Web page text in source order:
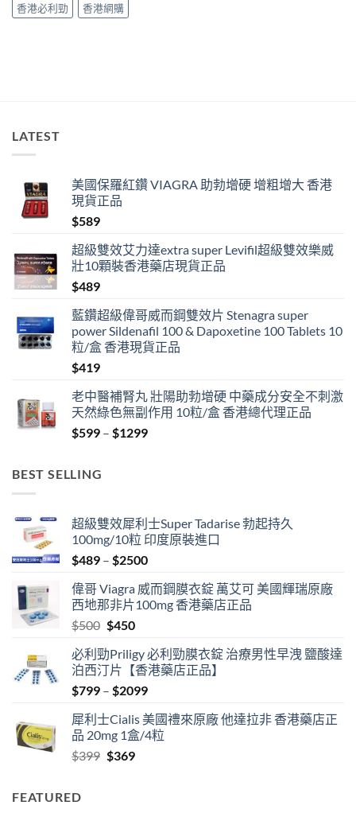
其
實
掂〉
香港必利勁 香港網購
LATEST
美國保羅紅鑽 VIAGRA 助勃增硬 增粗增大 香港
現貨正品
$589
超級雙效艾力達extra super Levifil超級雙效樂威
壯10顆裝香港藥店現貨正品
$489
藍鑽超級偉哥威而鋼雙效片 Stenagra super
power Sildenafil 100 & Dapoxetine 100 Tablets 10
粒/盒 香港現貨正品
$419
老中醫補腎丸 壯陽助勃增硬 中藥成分安全不刺激
天然綠色無副作用 10粒/盒 香港總代理正品
$599 – $1299Price
BEST SELLING
超級雙效犀利士Super Tadarise 勃起持久
100mg/10粒 印度原裝進口
$489 – $2500Price
$489
through
偉哥 Viagra 威而鋼膜衣錠 萬艾可 美國輝瑞原廠
西地那非片100mg 香港藥店正品
$500 Original
was:
$500.
$450Current
is:
$450.
必利勁Priligy 必利勁膜衣錠 治療男性早洩 鹽酸達
泊西汀片【香港藥店正品】
$799 – $2099Price
$799
through
犀利士Cialis 美國禮來原廠 他達拉非 香港藥店正
品 20mg 1盒/4粒
$399 Original
$369Current
FEATURED